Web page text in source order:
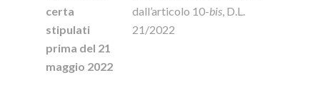
certa
stipulati
prima del 21
maggio 2022
dall’articolo 10-bis , D.L.
21/2022